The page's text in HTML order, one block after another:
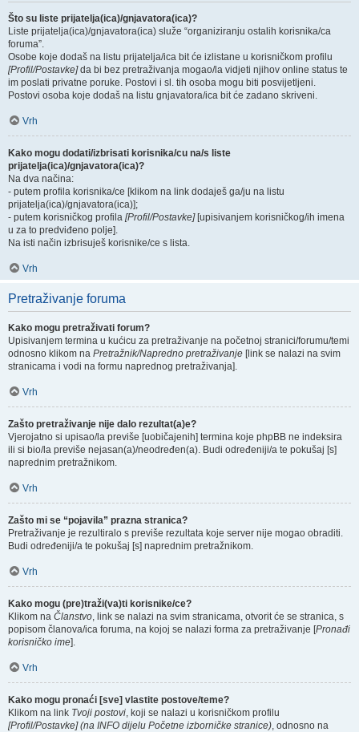
Što su liste prijatelja(ica)/gnjavatora(ica)?
Liste prijatelja(ica)/gnjavatora(ica) služe “organiziranju ostalih korisnika/ca
foruma”.
Osobe koje dodaš na listu prijatelja/ica bit će izlistane u korisničkom profilu
[Profil/Postavke]da bi bez pretraživanja mogao/la vidjeti njihov online status te
im poslati privatne poruke. Postovi i sl. tih osoba mogu biti posvijetljeni.
Postovi osoba koje dodaš na listu gnjavatora/ica bit će zadano skriveni.
Vrh
Kako mogu dodati/izbrisati korisnika/cu na/s liste
prijatelja(ica)/gnjavatora(ica)?
Na dva načina:
- putem profila korisnika/ce [klikom na link dodaješ ga/ju na listu
prijatelja(ica)/gnjavatora(ica)];
- putem korisničkog profila [Profil/Postavke][upisivanjem korisničkog/ih imena
u za to predviđeno polje].
Na isti način izbrisuješ korisnike/ce s lista.
Vrh
Pretraživanje foruma
Kako mogu pretraživati forum?
Upisivanjem termina u kućicu za pretraživanje na početnoj stranici/forumu/temi
odnosno klikom na Pretražnik/Napredno pretraživanje [link se nalazi na svim
stranicama i vodi na formu naprednog pretraživanja].
Vrh
Zašto pretraživanje nije dalo rezultat(a)e?
Vjerojatno si upisao/la previše [uobičajenih] termina koje phpBB ne indeksira
ili si bio/la previše nejasan(a)/neodređen(a). Budi određeniji/a te pokušaj [s]
naprednim pretražnikom.
Vrh
Zašto mi se “pojavila” prazna stranica?
Pretraživanje je rezultiralo s previše rezultata koje server nije mogao obraditi.
Budi određeniji/a te pokušaj [s] naprednim pretražnikom.
Vrh
Kako mogu (pre)traži(va)ti korisnike/ce?
Klikom na Članstvo, link se nalazi na svim stranicama, otvorit će se stranica, s
popisom članova/ica foruma, na kojoj se nalazi forma za pretraživanje [Pronađi
korisničko ime].
Vrh
Kako mogu pronaći [sve] vlastite postove/teme?
Klikom na link Tvoji postovi, koji se nalazi u korisničkom profilu
[Profil/Postavke] (na INFO dijelu Početne izborničke stranice), odnosno na